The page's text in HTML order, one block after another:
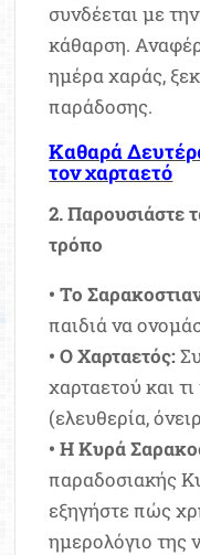
συνδέεται με
κάθαρση.
ημέρα χαράς,
παράδοσης.
Καθαρά
τον χαρταετό
2. Παρουσιάστε
τρόπο
• Το
παιδιά να
• Ο Χαρταετός:
χαρταετού και
(ελευθερία,
• Η Κυρά
παραδοσιακής
εξηγήστε πώς
ημερολόγιο της